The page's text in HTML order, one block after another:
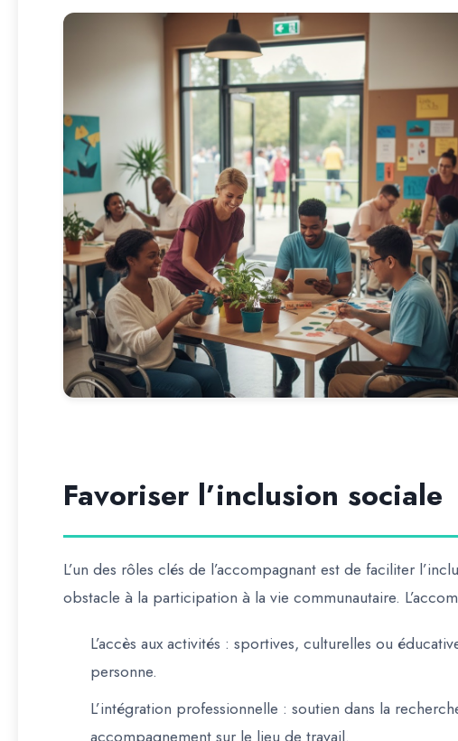
Favoriser l’inclusion sociale
L’un des rôles clés de l’accompagnant est de faciliter
obstacle à la participation à la vie communautaire.
L’accès aux activités : sportives, culturelles ou
personne.
L’intégration professionnelle : soutien dans la